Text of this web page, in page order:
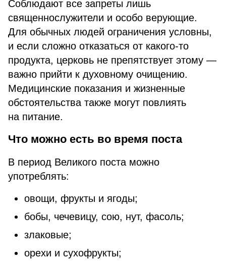
Соблюдают все запреты лишь
священнослужители и особо верующие.
Для обычных людей ограничения условны,
и если сложно отказаться от какого-то
продукта, церковь не препятствует этому —
важно прийти к духовному очищению.
Медицинские показания и жизненные
обстоятельства также могут повлиять
на питание.
Что можно есть во время поста
В период Великого поста можно
употреблять:
овощи, фрукты и ягоды;
бобы, чечевицу, сою, нут, фасоль;
злаковые;
орехи и сухофрукты;